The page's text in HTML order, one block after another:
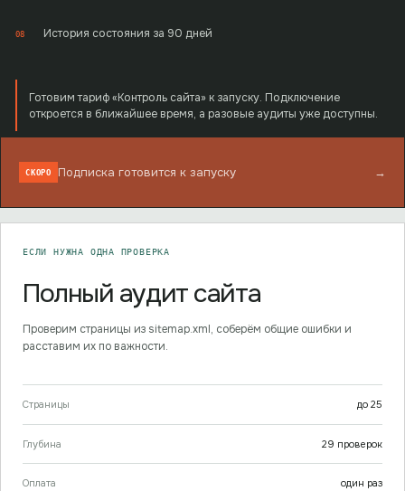
08 История состояния за 90 дней
Готовим тариф «Контроль сайта» к запуску. Подключение
откроется в ближайшее время, а разовые аудиты уже доступны.
СКОРО Подписка готовится к запуску →
ЕСЛИ НУЖНА ОДНА ПРОВЕРКА
Полный аудит сайта
Проверим страницы из sitemap.xml, соберём общие ошибки и
расставим их по важности.
Страницы до 25
Глубина 29 проверок
Оплата один раз